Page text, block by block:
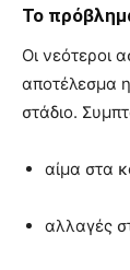
Το
Οι νεότεροι
αποτέλεσμα
στάδιο.
αίμα στα
αλλαγές